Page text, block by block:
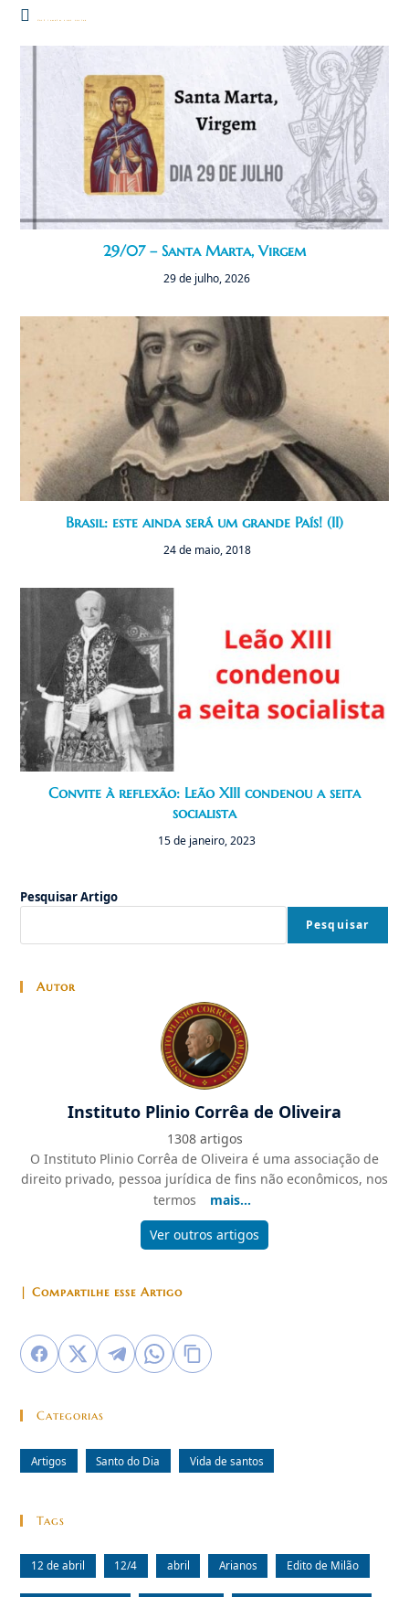
29/07 – Santa Marta, Virgem
29 de julho, 2026
Brasil: este ainda será um grande País! (II)
24 de maio, 2018
Convite à reflexão: Leão XIII condenou a seita
socialista
15 de janeiro, 2023
Pesquisar Artigo
Pesquisar
Autor
Instituto Plinio Corrêa de Oliveira
1308 artigos
O Instituto Plinio Corrêa de Oliveira é uma associação de
direito privado, pessoa jurídica de fins não econômicos, nos
termos
mais...
Ver outros artigos
| Compartilhe esse Artigo
Categorias
Artigos Santo do Dia Vida de santos
Tags
12 de abril 12/4 abril Arianos Edito de Milão